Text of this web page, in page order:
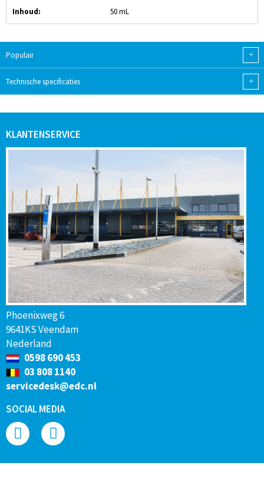
Inhoud: 50 mL
Populair +
Technische specificaties +
KLANTENSERVICE
Phoenixweg 6
9641KS Veendam
Nederland
0598 690 453
03 808 1140
servicedesk@edc.nl
SOCIAL MEDIA